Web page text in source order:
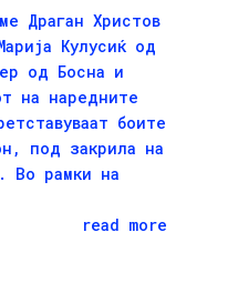
Драган Христов
Кулусиќ од
од Босна и
на наредните
боите
под закрила на
Во рамки на
read more